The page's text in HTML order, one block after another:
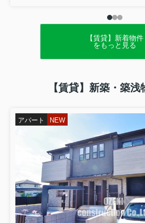
【賃貸】新着物件
をもっと見る
【賃貸】新築・築浅
アパート NEW